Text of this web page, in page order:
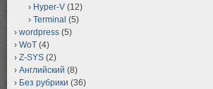
Hyper-V (12)
Terminal (5)
wordpress (5)
WoT (4)
Z-SYS (2)
Английский (8)
Без рубрики (36)